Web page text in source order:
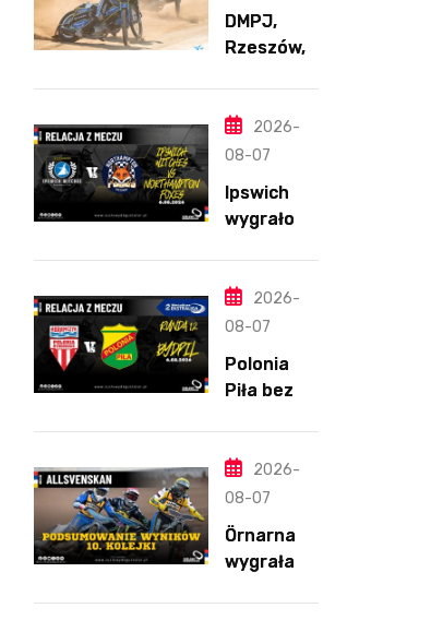
DMPJ,
Rzeszów,
wa,
5.06.2026
2026-
08-07
Ipswich
wygrało z
pomimo
straty
Kosmiczny
mecz
Ellisa
2026-
08-07
Polonia
Piła bez
y. „Gryfy”
z
dwunasty
m
zwycięstw
em
2026-
08-07
Örnarna
wygrała